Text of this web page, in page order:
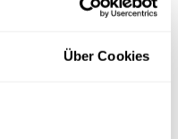
Über Cookies